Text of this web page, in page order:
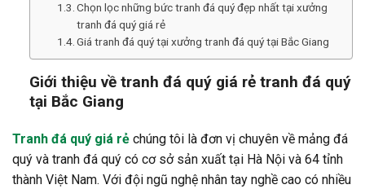
Chọn lọc những bức tranh đá quý đẹp nhất tại xưởng
tranh đá quý giá rẻ
Giá tranh đá quý tại xưởng tranh đá quý tại Bắc Giang
Giới thiệu về tranh đá quý giá rẻ tranh đá quý
tại Bắc Giang
Tranh đá quý giá rẻ chúng tôi là đơn vị chuyên về mảng đá
quý và tranh đá quý có cơ sở sản xuất tại Hà Nội và 64 tỉnh
thành Việt Nam. Với đội ngũ nghệ nhân tay nghề cao có nhiều